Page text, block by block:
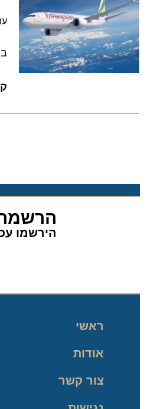
עוזי
בילן
קרא
הרשמה
הירשמו
ראשי
אודות
צור קשר